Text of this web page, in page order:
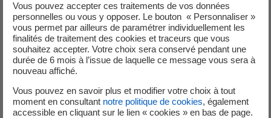
Pointe-à-Pitre, Bergevin du Lundi au Vendredi, de
7h00 à 16h15
Basse-Terre, Rivière-Sens du Lundi au Vendredi, de
7h00 à 12h00
13h00
Morne-à-L'Eau du Lundi au Vendredi, de 7h à 12h00
Vous pouvez accepter ces traitements de vos données
personnelles ou vous y opposer. Le bouton « Personnaliser »
vous permet par ailleurs de paramétrer individuellement les
finalités de traitement des cookies et traceurs que vous
souhaitez accepter. Votre choix sera conservé pendant une
durée de 6 mois à l’issue de laquelle ce message vous sera à
nouveau affiché.
Vous pouvez en savoir plus et modifier votre choix à tout
moment en consultant notre politique de cookies, également
accessible en cliquant sur le lien « cookies » en bas de page.